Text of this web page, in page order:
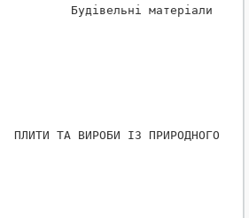
матерiали
ІЗ ПРИРОДНОГО